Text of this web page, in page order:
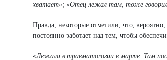
хватает»; «Отец лежал там, тоже
Правда, некоторые отметили, что,
постоянно работает над тем, чтобы
«Лежала в травматологии в марте. Там